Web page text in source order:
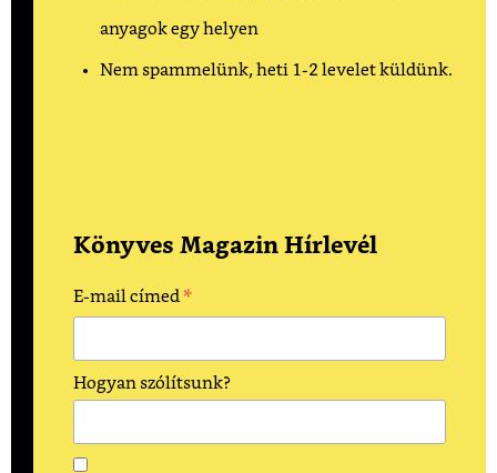
anyagok egy helyen
Nem spammelünk, heti 1-2 levelet küldünk.
Könyves Magazin Hírlevél
E-mail címed *
Hogyan szólítsunk?